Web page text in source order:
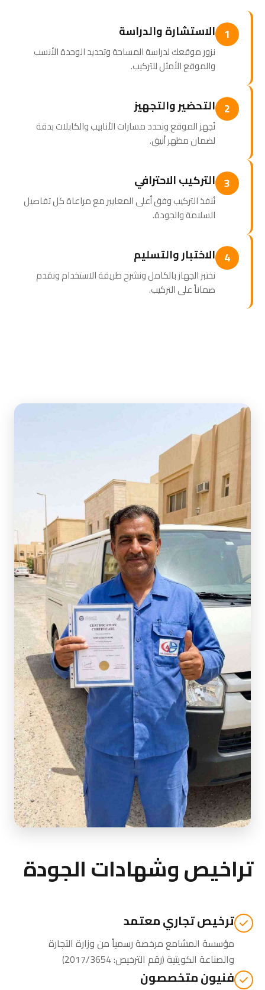
1 الاستشارة والدراسة
نزور موقعك لدراسة المساحة وتحديد الوحدة الأنسب
والموقع الأمثل للتركيب.
2 التحضير والتجهيز
نُجهز الموقع ونحدد مسارات الأنابيب والكابلات بدقة
لضمان مظهر أنيق.
3 التركيب الاحترافي
نُنفذ التركيب وفق أعلى المعايير مع مراعاة كل تفاصيل
السلامة والجودة.
4 الاختبار والتسليم
نختبر الجهاز بالكامل ونشرح طريقة الاستخدام ونقدم
ضماناً على التركيب.
تراخيص وشهادات الجودة
ترخيص تجاري معتمد
مؤسسة المشامع مرخصة رسمياً منوزارة التجارة
والصناعة الكويتية(رقم الترخيص: 2017/3654)
فنيون متخصصون